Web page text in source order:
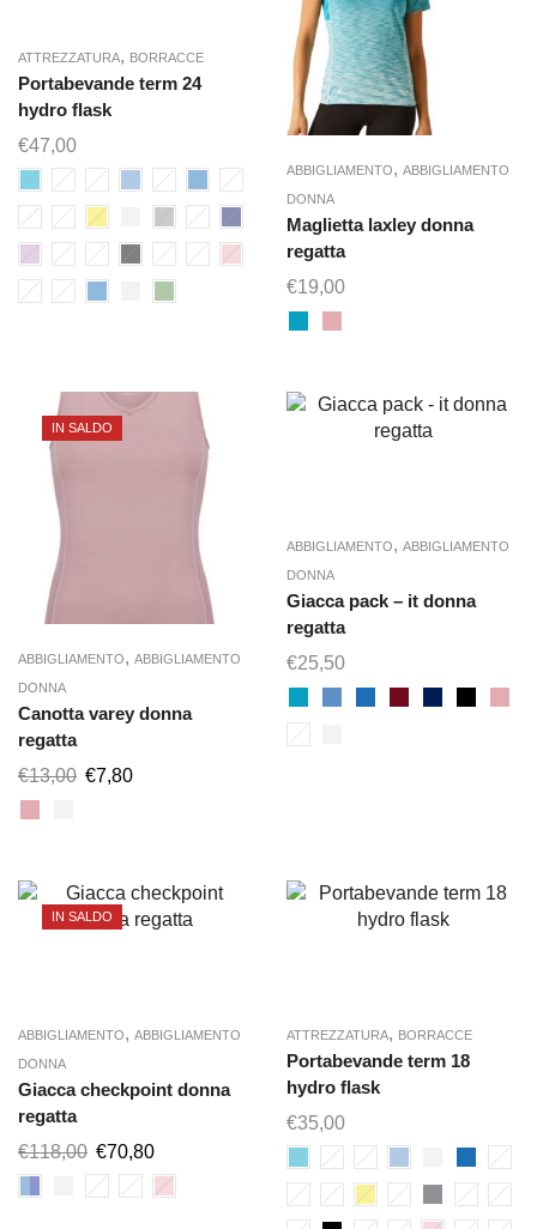
ATTREZZATURA, BORRACCE
Portabevande term 24
hydro flask
€47,00
ABBIGLIAMENTO, ABBIGLIAMENTO
DONNA
Maglietta laxley donna
regatta
€19,00
IN SALDO
ABBIGLIAMENTO, ABBIGLIAMENTO
DONNA
Canotta varey donna
regatta
€13,00 €7,80
ABBIGLIAMENTO, ABBIGLIAMENTO
DONNA
Giacca pack – it donna
regatta
€25,50
IN SALDO
ABBIGLIAMENTO, ABBIGLIAMENTO
DONNA
Giacca checkpoint donna
regatta
€118,00 €70,80
ATTREZZATURA, BORRACCE
Portabevande term 18
hydro flask
€35,00